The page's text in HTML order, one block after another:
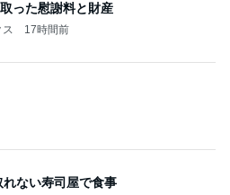
った慰謝料と財産
17時間前
れない寿司屋で食事